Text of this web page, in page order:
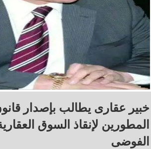
خبير عقارى يطالب بإصدار
المطورين لإنقاذ السوق
الفوضى